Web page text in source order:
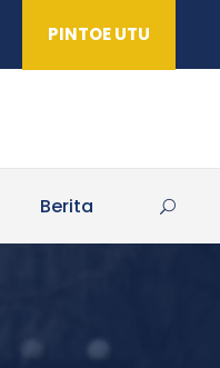
PINTOE UTU
Berita